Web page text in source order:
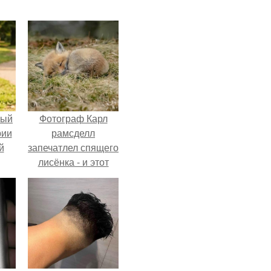
Фотограф Карл
рамсделл
запечатлел спящего
лисёнка - и этот
кадр способен
растопить даже
самое суровое
сердце.